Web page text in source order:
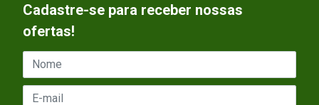
Cadastre-se para receber nossas
ofertas!